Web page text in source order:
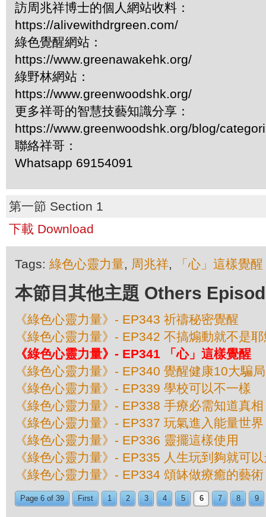
訪周兆祥博士的個人網站收料：
https://alivewithdrgreen.com/
綠色覺醒網站：
https://www.greenawakehk.org/
綠野林網站：
https://www.greenwoodshk.org/
更多祥哥的智慧技藝知識分享：
https://www.greenwoodshk.org/blog/
聯絡祥哥：
Whatsapp 69154091
第一節 Section 1
下載 Download
Tags: 綠色心靈力量, 周兆祥, 「心」這樣覺醒
本節目其他主題 Others
《綠色心靈力量》- EP343 祈禱秘密覺醒
《綠色心靈力量》- EP342 不搞煽動就不是
《綠色心靈力量》- EP341 「心」這樣覺醒
《綠色心靈力量》- EP340 覺醒健康10大騙局
《綠色心靈力量》- EP339 學校可以不一樣
《綠色心靈力量》- EP338 手療必需知道真相
《綠色心靈力量》- EP337 玩氣進入能量世界
《綠色心靈力量》- EP336 靈擺這樣使用
《綠色心靈力量》- EP335 人生玩到夠就可
《綠色心靈力量》- EP334 頌缽做療癒的藝術
Page 6 of 39 First 1 2 3 4 5 6 7 8 9